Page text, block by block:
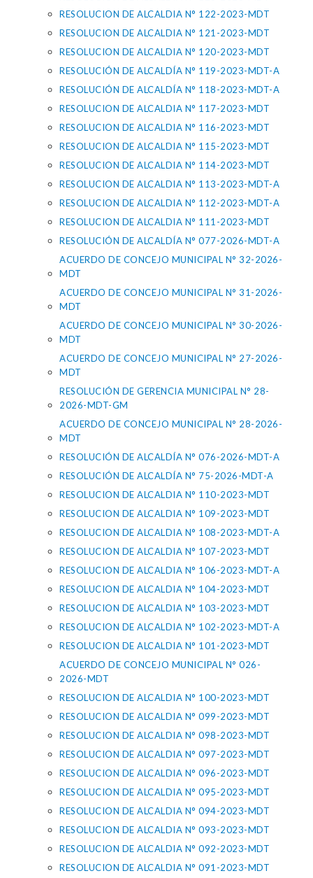
RESOLUCION DE ALCALDIA N° 122-2023-MDT
RESOLUCION DE ALCALDIA N° 121-2023-MDT
RESOLUCION DE ALCALDIA N° 120-2023-MDT
RESOLUCIÓN DE ALCALDÍA N° 119-2023-MDT-A
RESOLUCIÓN DE ALCALDÍA N° 118-2023-MDT-A
RESOLUCION DE ALCALDIA N° 117-2023-MDT
RESOLUCION DE ALCALDIA N° 116-2023-MDT
RESOLUCION DE ALCALDIA N° 115-2023-MDT
RESOLUCION DE ALCALDIA N° 114-2023-MDT
RESOLUCION DE ALCALDIA N° 113-2023-MDT-A
RESOLUCION DE ALCALDIA N° 112-2023-MDT-A
RESOLUCION DE ALCALDIA N° 111-2023-MDT
RESOLUCIÓN DE ALCALDÍA N° 077-2026-MDT-A
ACUERDO DE CONCEJO MUNICIPAL N° 32-2026-
MDT
ACUERDO DE CONCEJO MUNICIPAL N° 31-2026-
MDT
ACUERDO DE CONCEJO MUNICIPAL N° 30-2026-
MDT
ACUERDO DE CONCEJO MUNICIPAL N° 27-2026-
MDT
RESOLUCIÓN DE GERENCIA MUNICIPAL N° 28-
2026-MDT-GM
ACUERDO DE CONCEJO MUNICIPAL N° 28-2026-
MDT
RESOLUCIÓN DE ALCALDÍA N° 076-2026-MDT-A
RESOLUCIÓN DE ALCALDÍA N° 75-2026-MDT-A
RESOLUCION DE ALCALDIA N° 110-2023-MDT
RESOLUCION DE ALCALDIA N° 109-2023-MDT
RESOLUCION DE ALCALDIA N° 108-2023-MDT-A
RESOLUCION DE ALCALDIA N° 107-2023-MDT
RESOLUCION DE ALCALDIA N° 106-2023-MDT-A
RESOLUCION DE ALCALDIA N° 104-2023-MDT
RESOLUCION DE ALCALDIA N° 103-2023-MDT
RESOLUCION DE ALCALDIA N° 102-2023-MDT-A
RESOLUCION DE ALCALDIA N° 101-2023-MDT
ACUERDO DE CONCEJO MUNICIPAL N° 026-
2026-MDT
RESOLUCION DE ALCALDIA N° 100-2023-MDT
RESOLUCION DE ALCALDIA N° 099-2023-MDT
RESOLUCION DE ALCALDIA N° 098-2023-MDT
RESOLUCION DE ALCALDIA N° 097-2023-MDT
RESOLUCION DE ALCALDIA N° 096-2023-MDT
RESOLUCION DE ALCALDIA N° 095-2023-MDT
RESOLUCION DE ALCALDIA N° 094-2023-MDT
RESOLUCION DE ALCALDIA N° 093-2023-MDT
RESOLUCION DE ALCALDIA N° 092-2023-MDT
RESOLUCION DE ALCALDIA N° 091-2023-MDT